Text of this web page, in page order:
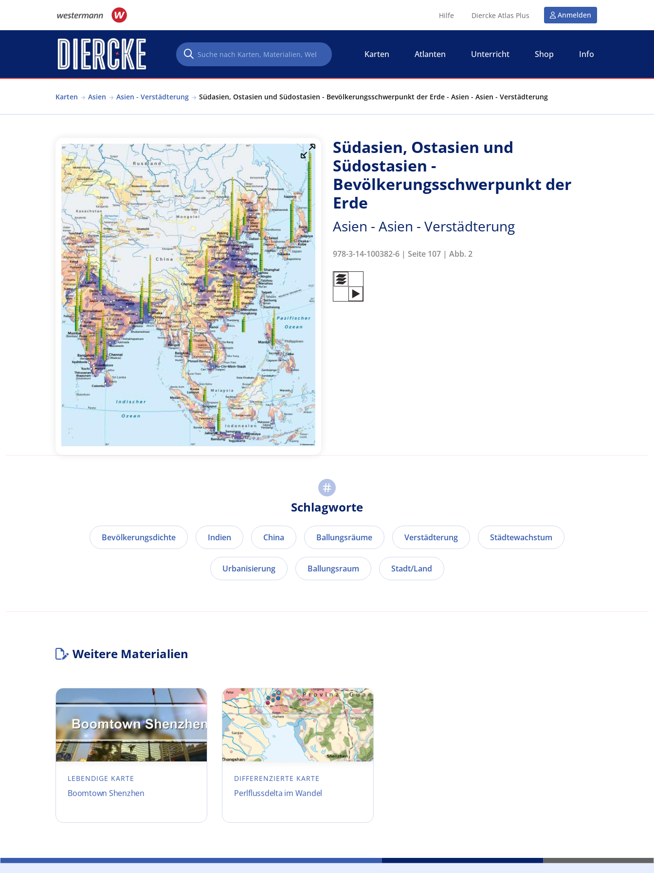
Hilfe Diercke Atlas Plus Anmelden
Karten Atlanten Unterricht Shop Info
Karten Asien Asien - Verstädterung Südasien, Ostasien und Südostasien - Bevölkerungsschwerpunkt der Erde - Asien - Asien - Verstädterung
Südasien, Ostasien und
Südostasien -
Bevölkerungsschwerpunkt der
Erde
Asien - Asien - Verstädterung
978-3-14-100382-6 | Seite 107 | Abb. 2
Schlagworte
Bevölkerungsdichte Indien China Ballungsräume Verstädterung Städtewachstum
Urbanisierung Ballungsraum Stadt/Land
Weitere Materialien
LEBENDIGE KARTE
Boomtown Shenzhen
DIFFERENZIERTE KARTE
Perlflussdelta im Wandel